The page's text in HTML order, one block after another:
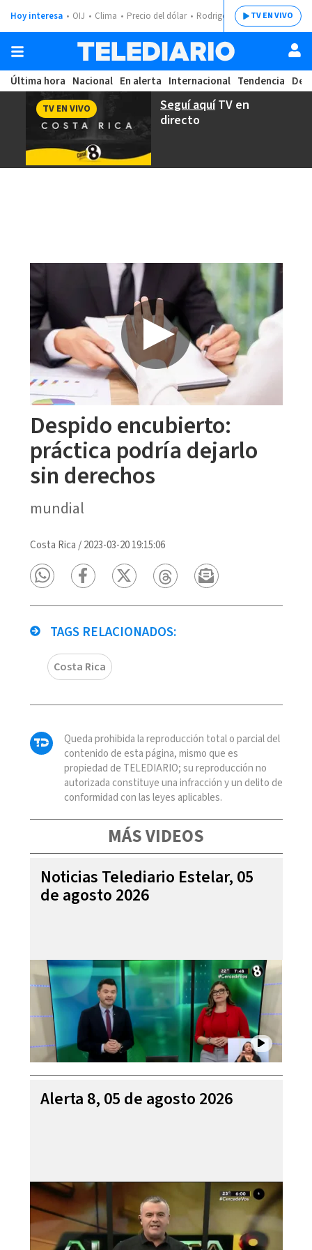
Hoy interesa OIJ Clima Precio del dólar Rodrigo ChavesTV EN VIVO
Última hora Nacional En alerta Internacional Tendencia
Seguí aquíTV en
directo
TV EN VIVO
Despido encubierto:
práctica podría dejarlo
sin derechos
mundial
Costa Rica /2023-03-20 19:15:06
TAGS RELACIONADOS:
Costa Rica
Queda prohibida la reproducción total o parcial del
contenido de esta página, mismo que es
propiedad de TELEDIARIO; su reproducción no
autorizada constituye una infracción y un delito de
conformidad con las leyes aplicables.
MÁS VIDEOS
Noticias Telediario Estelar, 05
de agosto 2026
Alerta 8, 05 de agosto 2026